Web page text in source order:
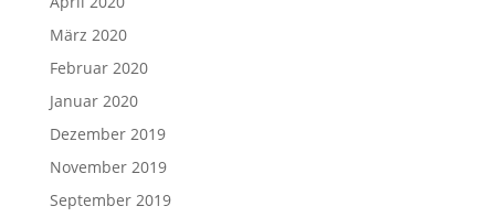
März 2020
Februar 2020
Januar 2020
Dezember 2019
November 2019
September 2019